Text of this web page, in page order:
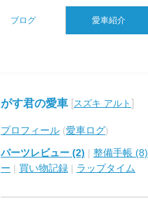
ブログ 愛車紹介
がす君の愛車 [スズキ アルト ]
プロフィール (愛車ログ)
パーツレビュー (2) | 整備手帳 (8)
ー | 買い物記録 | ラップタイム